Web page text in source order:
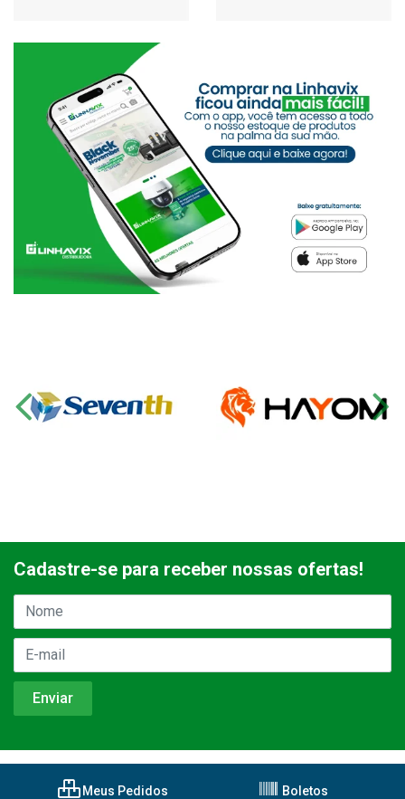
Cadastre-se para receber nossas ofertas!
Meus Pedidos Boletos